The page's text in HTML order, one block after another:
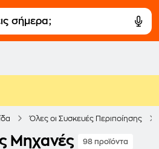
Όλες οι Συσκευές Περιποίησης
Μηχανές 98 προϊόντα